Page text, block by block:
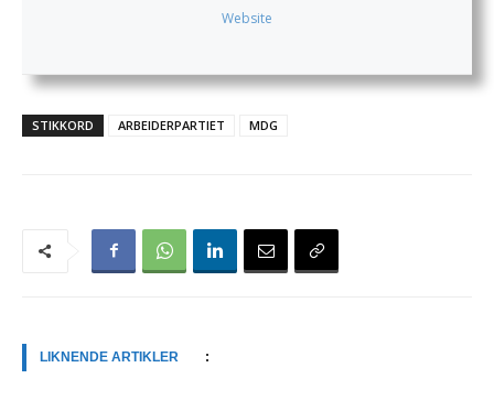
Website
STIKKORD ARBEIDERPARTIET MDG
LIKNENDE ARTIKLER :